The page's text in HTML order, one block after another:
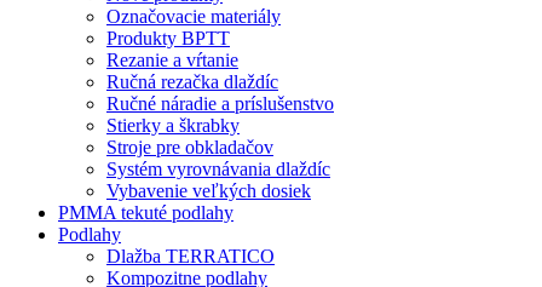
stránke
produktu.
Označovacie materiály
Produkty BPTT
Rezanie a vŕtanie
Ručná rezačka dlaždíc
Ručné náradie a príslušenstvo
Stierky a škrabky
Stroje pre obkladačov
Systém vyrovnávania dlaždíc
Vybavenie veľkých dosiek
PMMA tekuté podlahy
Podlahy
Dlažba TERRATICO
Kompozitne podlahy